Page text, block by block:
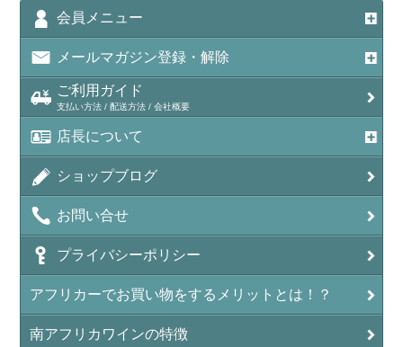
会員メニュー
メールマガジン登録・解除
ご利用ガイド
支払い方法 / 配送方法 / 会社概要
店長について
ショップブログ
お問い合せ
プライバシーポリシー
アフリカーでお買い物をするメリットとは！？
南アフリカワインの特徴